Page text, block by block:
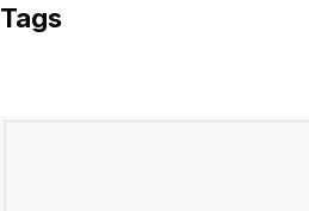
Tags